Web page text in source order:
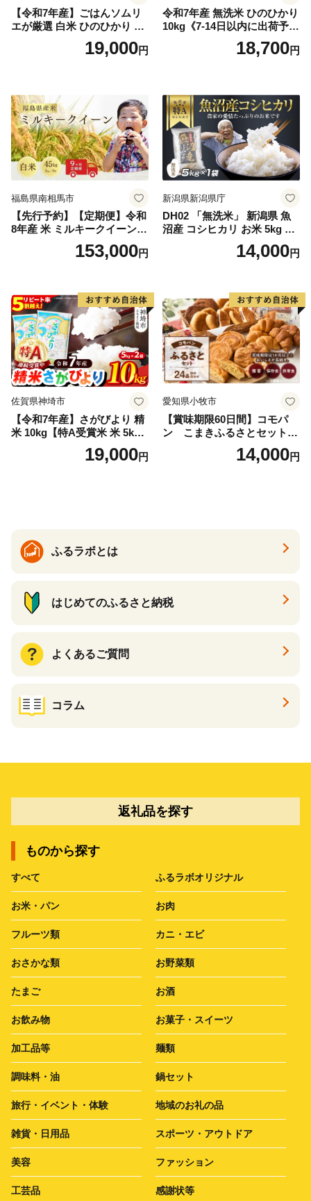
【令和7年産】ごはんソムリ
エが厳選 白米 ひのひかり 10
米 10kg 5kg×2 ひのひかり ブ
19,000円
令和7年産 無洗米 ひのひかり
10kg《7-14日以内に出荷予定
(土日祝除く)》コメ 米 無洗米
令和7年産 高レビュー｜人気
18,700円
福島県南相馬市
【先行予約】【定期便】令和
8年産 米 ミルキークイーン
白米 45kg (5kg×9回) | ミルキ
ークイーン 米5kg 福島 福島
福島県 南相馬市 cu006-ae
153,000円
新潟県新潟県庁
DH02 「無洗米」 新潟県 魚
沼産 コシヒカリ お米 5kg こ
しひかり 精米 米（お米の美
味しい炊き方ガイド付き）
14,000円
佐賀県神埼市
【令和7年産】さがびより 精
米 10kg【特A受賞米 米 5kg×
2袋 お米 コメ こめ 国産 美味
しい ブランド米 人気 ランキ
19,000円
愛知県小牧市
【賞味期限60日間】コモパ
ン こまきふるさとセット
（24個入り）／災害用備蓄
保存食 非常食 防災グッズに
14,000円
ふるラボとは
はじめてのふるさと納税
よくあるご質問
コラム
返礼品を探す
ものから探す
すべて ふるラボオリジナル
お米・パン お肉
フルーツ類 カニ・エビ
おさかな類 お野菜類
たまご お酒
お飲み物 お菓子・スイーツ
加工品等 麺類
調味料・油 鍋セット
旅行・イベント・体験 地域のお礼の品
雑貨・日用品 スポーツ・アウトドア
美容 ファッション
工芸品 感謝状等